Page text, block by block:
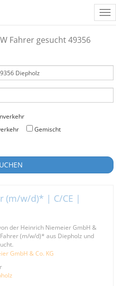
Fahrer gesucht 49356
Gemischt
(m/w/d)* | C/CE |
der Heinrich Niemeier GmbH &
Fahrer (m/w/d)* aus Diepholz und
GmbH & Co. KG